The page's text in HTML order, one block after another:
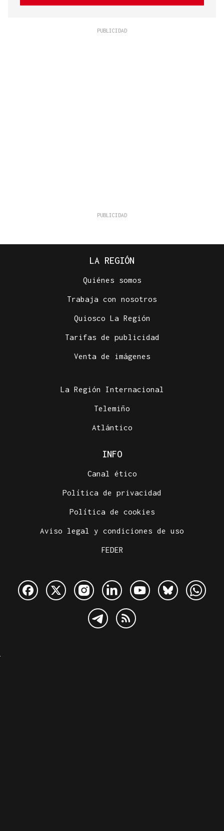
LA REGIÓN
Quiénes somos
Trabaja con nosotros
Quiosco La Región
Tarifas de publicidad
Venta de imágenes
La Región Internacional
Telemiño
Atlántico
INFO
Canal ético
Política de privacidad
Política de cookies
Aviso legal y condiciones de uso
FEDER